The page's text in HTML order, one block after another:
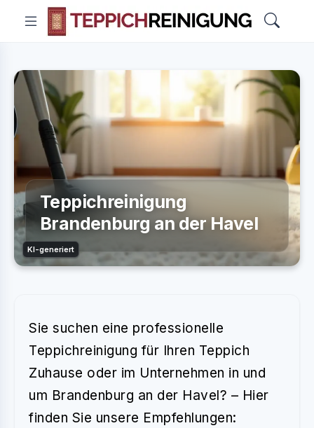
KI-generiert
Teppichreinigung
Brandenburg an der Havel
Sie suchen eine professionelle
Teppichreinigung für Ihren Teppich
Zuhause oder im Unternehmen in und
um Brandenburg an der Havel? – Hier
finden Sie unsere Empfehlungen: